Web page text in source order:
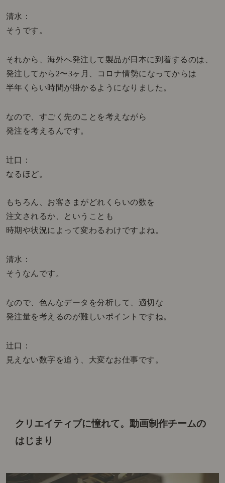
清水：
そうです。
それから、海外へ発注して製品が日本に到着するのは、
発注してから2〜3ヶ月、コロナ情勢になってからは
半年くらい時間が掛かるようになりました。
なので、すごく先のことを考えながら
発注を考えるんです。
辻口：
なるほど。
もちろん、お客さまがどれくらいの数を
注文されるか、ということも
時期や状況によって変わるわけですよね。
清水：
そうなんです。
なので、色んなデータを分析して、適切な
発注量を考えるのが難しいポイントですね。
辻口：
見えない数字を追う、大変なお仕事です。
クリエイティブに憧れて。動画制作チームの
はじまり